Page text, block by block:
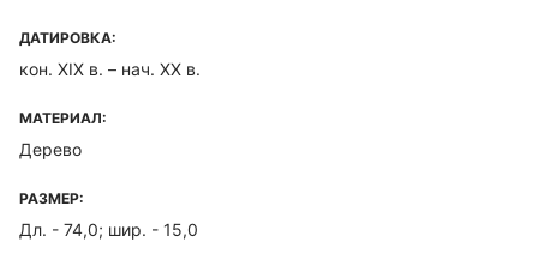
ДАТИРОВКА:
кон. XIX в. – нач. XX в.
МАТЕРИАЛ:
Дерево
РАЗМЕР:
Дл. - 74,0; шир. - 15,0